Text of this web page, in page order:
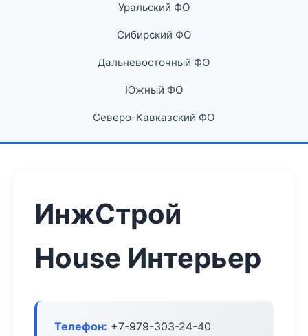
Уральский ФО
Сибирский ФО
Дальневосточный ФО
Южный ФО
Северо-Кавказский ФО
ИнжСтрой
House Интерьер
Телефон: +7-979-303-24-40